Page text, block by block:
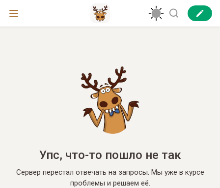
Упс, что-то пошло не так
Сервер перестал отвечать на запросы. Мы уже в курсе
проблемы и решаем её.